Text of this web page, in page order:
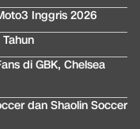
Inggris 2026
di GBK, Chelsea
dan Shaolin Soccer